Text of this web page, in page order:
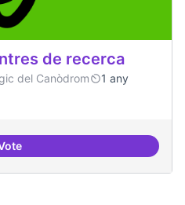
de recerca
del Canòdrom
1 any
Contactes amb centres de